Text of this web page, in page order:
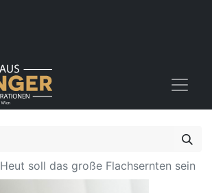
Heut soll das große Flachsernten sein